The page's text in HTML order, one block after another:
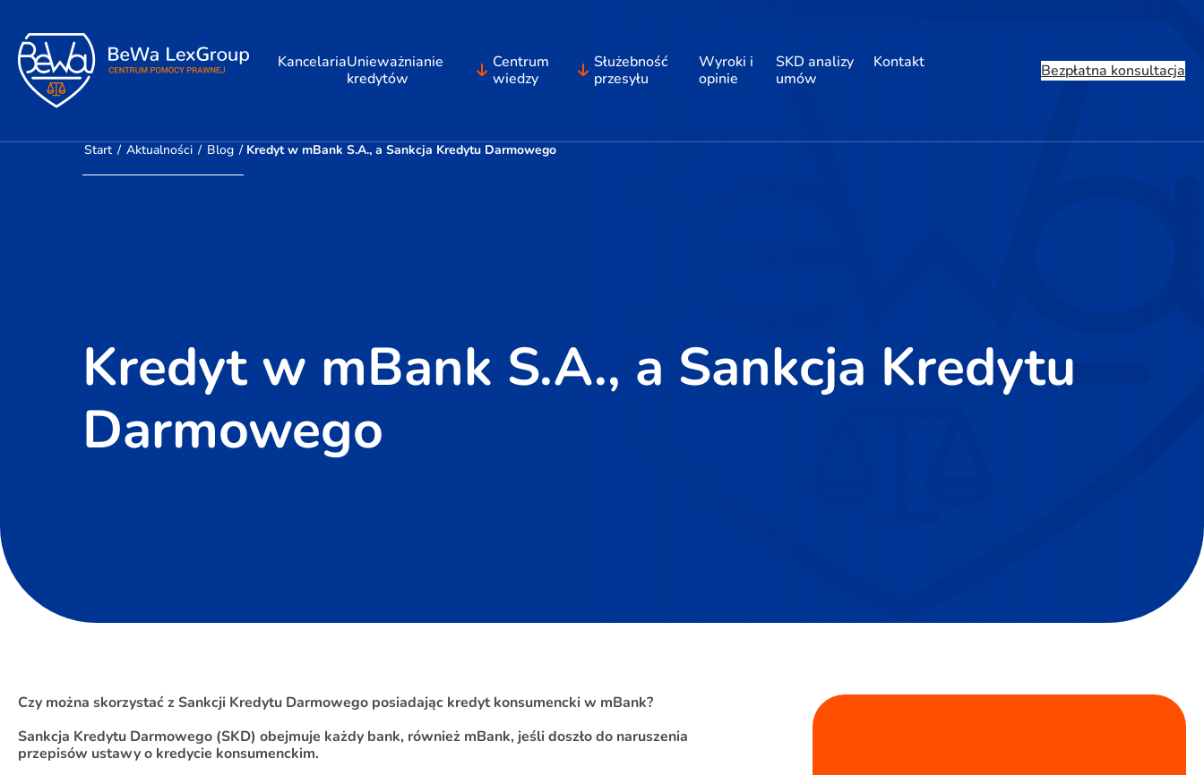
KancelariaUnieważnianie
kredytów
Centrum
wiedzy
Służebność
przesyłu
Wyroki i
opinie
SKD analizy
umów
Kontakt Bezpłatna konsultacja
Start / Aktualności / Blog / Kredyt w mBank S.A., a Sankcja Kredytu Darmowego
Kredyt w mBank S.A., a Sankcja Kredytu
Darmowego
Czy można skorzystać z Sankcji Kredytu Darmowego posiadając kredyt konsumencki w mBank?
Sankcja Kredytu Darmowego (SKD) obejmuje każdy bank, również mBank, jeśli doszło do naruszenia
przepisów ustawy o kredycie konsumenckim.